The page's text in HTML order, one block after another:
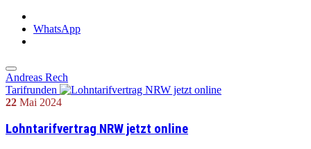
WhatsApp
Andreas Rech
Tarifrunden
22 Mai 2024
Lohntarifvertrag NRW jetzt online